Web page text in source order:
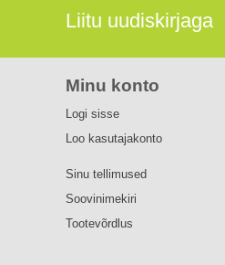
Liitu uudiskirjaga
Minu konto
Logi sisse
Loo kasutajakonto
Sinu tellimused
Soovinimekiri
Tootevõrdlus